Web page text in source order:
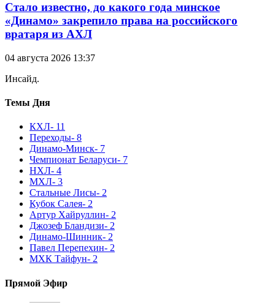
Стало известно, до какого года минское
«Динамо» закрепило права на российского
вратаря из АХЛ
04 августа 2026 13:37
Инсайд.
Темы Дня
КХЛ- 11
Переходы- 8
Динамо-Минск- 7
Чемпионат Беларуси- 7
НХЛ- 4
МХЛ- 3
Стальные Лисы- 2
Кубок Салея- 2
Артур Хайруллин- 2
Джозеф Бландизи- 2
Динамо-Шинник- 2
Павел Перепехин- 2
МХК Тайфун- 2
Прямой Эфир